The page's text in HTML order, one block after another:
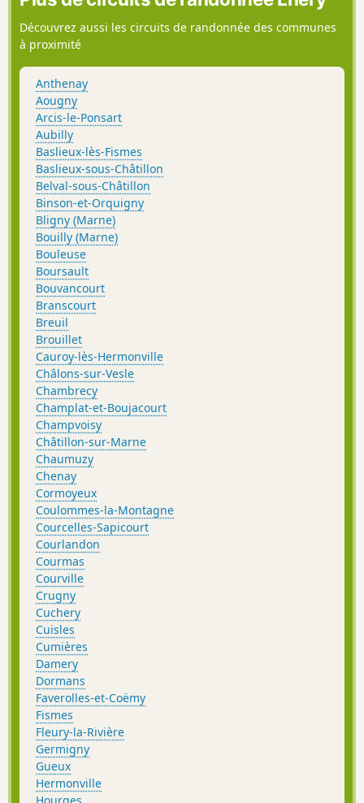
Découvrez aussi les circuits de randonnée des communes
à proximité
Anthenay
Aougny
Arcis-le-Ponsart
Aubilly
Baslieux-lès-Fismes
Baslieux-sous-Châtillon
Belval-sous-Châtillon
Binson-et-Orquigny
Bligny (Marne)
Bouilly (Marne)
Bouleuse
Boursault
Bouvancourt
Branscourt
Breuil
Brouillet
Cauroy-lès-Hermonville
Châlons-sur-Vesle
Chambrecy
Champlat-et-Boujacourt
Champvoisy
Châtillon-sur-Marne
Chaumuzy
Chenay
Cormoyeux
Coulommes-la-Montagne
Courcelles-Sapicourt
Courlandon
Courmas
Courville
Crugny
Cuchery
Cuisles
Cumières
Damery
Dormans
Faverolles-et-Coëmy
Fismes
Fleury-la-Rivière
Germigny
Gueux
Hermonville